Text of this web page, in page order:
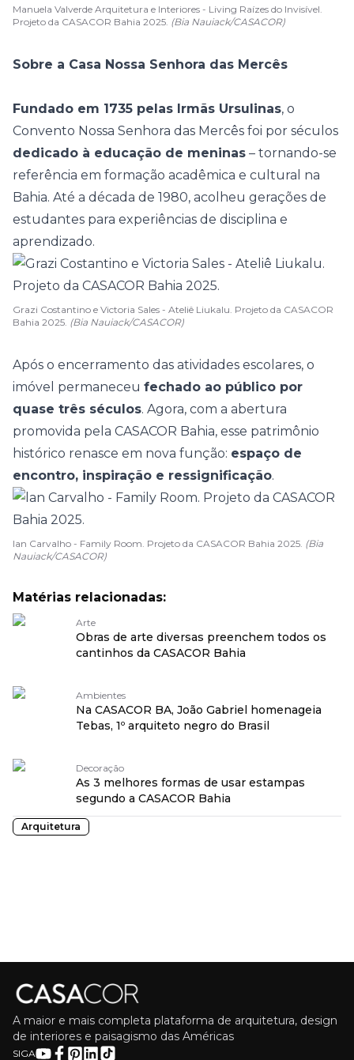
Manuela Valverde Arquitetura e Interiores - Living Raízes do Invisível.
Projeto da CASACOR Bahia 2025. (Bia Nauiack/CASACOR)
Sobre a Casa Nossa Senhora das Mercês
Fundado em 1735 pelas Irmãs Ursulinas, o
Convento Nossa Senhora das Mercês foi por séculos
dedicado à educação de meninas – tornando-se
referência em formação acadêmica e cultural na
Bahia. Até a década de 1980, acolheu gerações de
estudantes para experiências de disciplina e
aprendizado.
Grazi Costantino e Victoria Sales - Ateliê Liukalu. Projeto da CASACOR
Bahia 2025. (Bia Nauiack/CASACOR)
Após o encerramento das atividades escolares, o
imóvel permaneceu fechado ao público por
quase três séculos. Agora, com a abertura
promovida pela CASACOR Bahia, esse patrimônio
histórico renasce em nova função: espaço de
encontro, inspiração e ressignificação.
lan Carvalho - Family Room. Projeto da CASACOR Bahia 2025. (Bia
Nauiack/CASACOR)
Matérias relacionadas:
Arte
Obras de arte diversas preenchem todos os
cantinhos da CASACOR Bahia
Ambientes
Na CASACOR BA, João Gabriel homenageia
Tebas, 1º arquiteto negro do Brasil
Decoração
As 3 melhores formas de usar estampas
segundo a CASACOR Bahia
Arquitetura
A maior e mais completa plataforma de arquitetura, design
de interiores e paisagismo das Américas
SIGA